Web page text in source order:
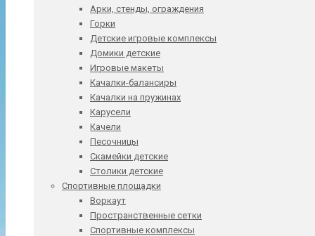
Арки, стенды, ограждения
Горки
Детские игровые комплексы
Домики детские
Игровые макеты
Качалки-балансиры
Качалки на пружинах
Карусели
Качели
Песочницы
Скамейки детские
Столики детские
Спортивные площадки
Воркаут
Пространственные сетки
Спортивные комплексы